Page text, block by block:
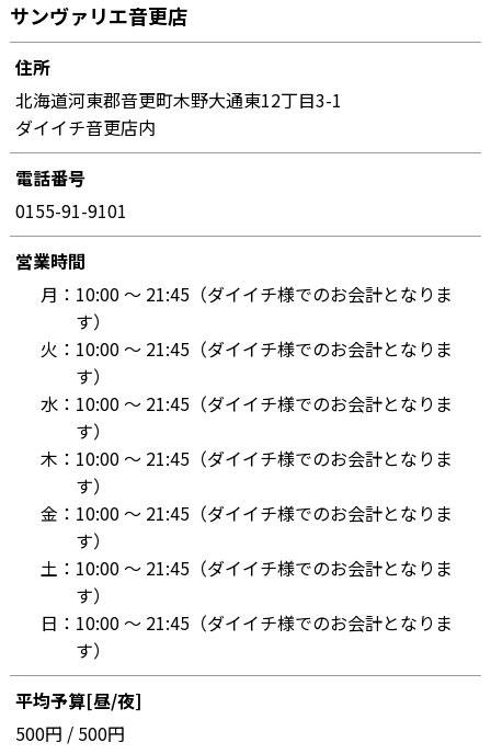
サンヴァリエ音更店
住所
北海道河東郡音更町木野大通東12丁目3-1
ダイイチ音更店内
電話番号
0155-91-9101
営業時間
月： 10:00 〜 21:45（ダイイチ様でのお会計となりま
す）
火： 10:00 〜 21:45（ダイイチ様でのお会計となりま
す）
水： 10:00 〜 21:45（ダイイチ様でのお会計となりま
す）
木： 10:00 〜 21:45（ダイイチ様でのお会計となりま
す）
金： 10:00 〜 21:45（ダイイチ様でのお会計となりま
す）
土： 10:00 〜 21:45（ダイイチ様でのお会計となりま
す）
日： 10:00 〜 21:45（ダイイチ様でのお会計となりま
す）
平均予算[昼/夜]
500円 / 500円